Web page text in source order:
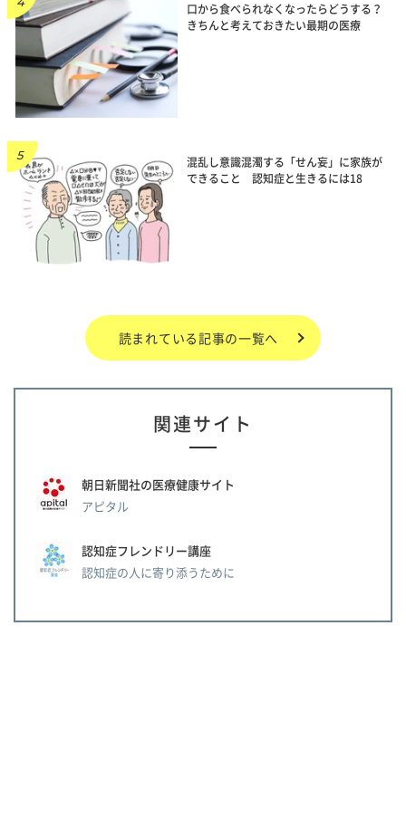
口から食べられなくなったらどうする？
きちんと考えておきたい最期の医療
混乱し意識混濁する「せん妄」に家族が
できること 認知症と生きるには18
読まれている記事の一覧へ
関連サイト
朝日新聞社の医療健康サイト
アピタル
認知症フレンドリー講座
認知症の人に寄り添うために